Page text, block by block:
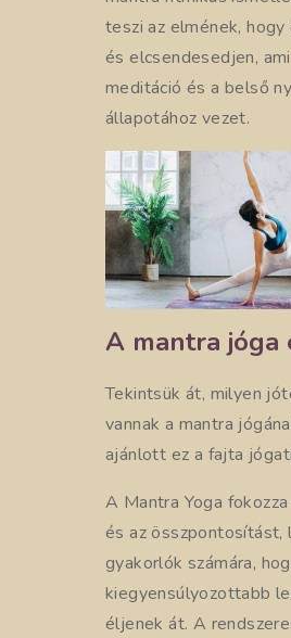
teszi az elmének,
és elcsendesedjen,
meditáció és a belső
állapotához vezet.
A mantra jóga
Tekintsük át, milyen
vannak a mantra
ajánlott ez a fajta
A Mantra Yoga
és az
gyakorlók számára,
kiegyensúlyozottabb
éljenek át. A